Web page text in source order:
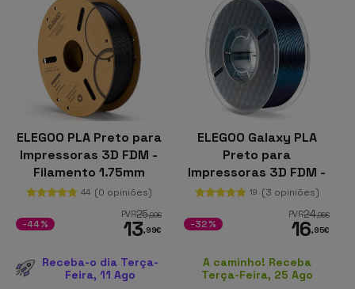
ELEGOO PLA Preto para
Impressoras 3D FDM -
Filamento 1.75mm
Bobina de 1kg
44 (0 opiniões)
PVR25,00€
13,99€
-44%
Receba-o dia Terça-
Feira, 11 Ago
ELEGOO Galaxy PLA
Preto para
Impressoras 3D FDM -
Filamento 1.75mm
Bobina de 1kg
19 (3 opiniões)
PVR24,95€
16,95€
-32%
A caminho! Receba
Terça-Feira, 25 Ago